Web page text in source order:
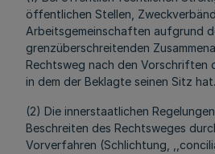
öffentlichen Stellen,
Arbeitsgemeinschaften aufgrund
grenzüberschreitenden
Rechtsweg nach den Vorschriften
in dem der Beklagte seinen Sitz hat.
(2) Die innerstaatlichen
Beschreiten des Rechtsweges
Vorverfahren (Schlichtung,